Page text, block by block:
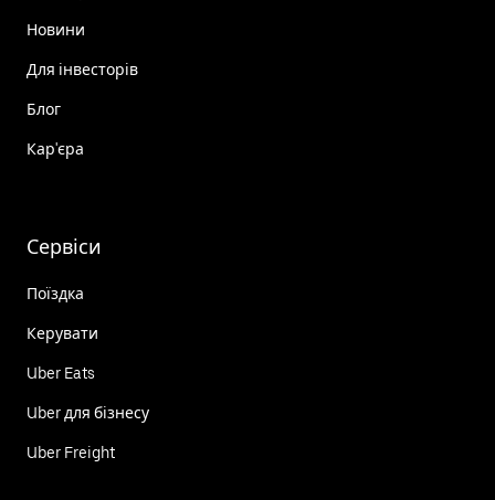
Новини
Для інвесторів
Блог
Кар'єра
Сервіси
Поїздка
Керувати
Uber Eats
Uber для бізнесу
Uber Freight